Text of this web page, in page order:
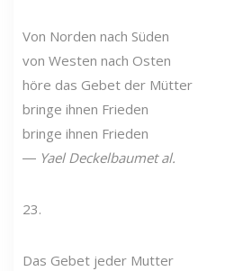
Von Norden nach Süden
von Westen nach Osten
höre das Gebet der Mütter
bringe ihnen Frieden
bringe ihnen Frieden
― Yael Deckelbaumet al.
23.
Das Gebet jeder Mutter